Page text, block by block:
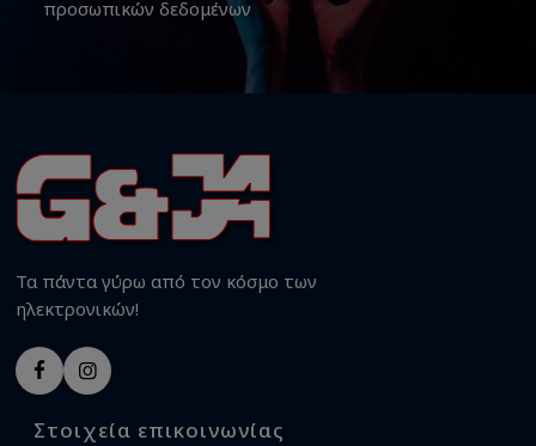
προσωπικών δεδομένων
Τα πάντα γύρω από τον κόσμο των
ηλεκτρονικών!
Στοιχεία επικοινωνίας